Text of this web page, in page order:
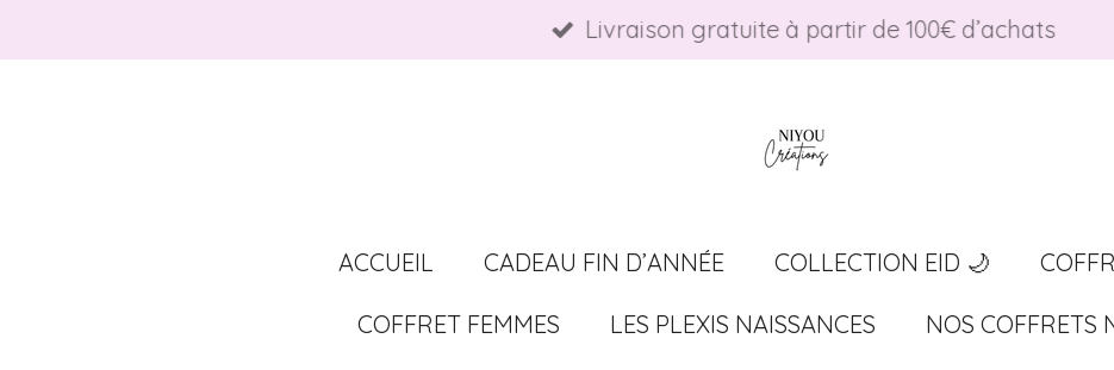
au
Livraison gratuite à partir de 100€ d’achats
ACCUEIL CADEAU FIN D’ANNÉE COLLECTION EID 🌙
COFFRET FEMMES LES PLEXIS NAISSANCES NOS COFFRETS